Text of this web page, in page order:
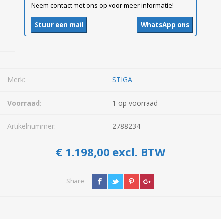
Neem contact met ons op voor meer informatie!
WhatsApp ons
Stuur een mail
Merk: STIGA
Voorraad: 1 op voorraad
Artikelnummer: 2788234
€ 1.198,00 excl. BTW
Share